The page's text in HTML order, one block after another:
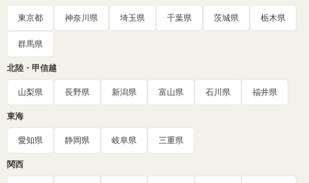
東京都 神奈川県 埼玉県 千葉県 茨城県 栃木県
群馬県
北陸・甲信越
山梨県 長野県 新潟県 富山県 石川県 福井県
東海
愛知県 静岡県 岐阜県 三重県
関西